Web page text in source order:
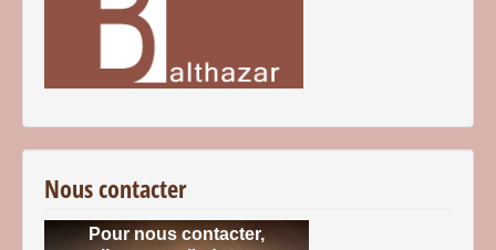
Nous contacter
Pour nous contacter,